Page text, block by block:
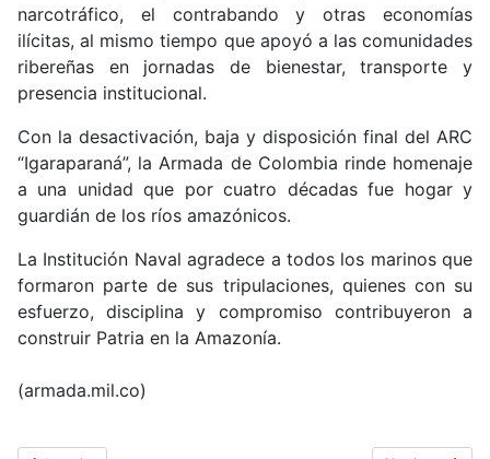
narcotráfico, el contrabando y otras economías
ilícitas, al mismo tiempo que apoyó a las comunidades
ribereñas en jornadas de bienestar, transporte y
presencia institucional.
Con la desactivación, baja y disposición final del ARC
“Igaraparaná”, la Armada de Colombia rinde homenaje
a una unidad que por cuatro décadas fue hogar y
guardián de los ríos amazónicos.
La Institución Naval agradece a todos los marinos que
formaron parte de sus tripulaciones, quienes con su
esfuerzo, disciplina y compromiso contribuyeron a
construir Patria en la Amazonía.
(armada.mil.co)